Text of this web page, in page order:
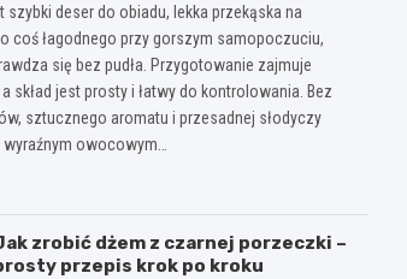
szybki deser do obiadu, lekka przekąska na
coś łagodnego przy gorszym samopoczuciu,
się bez pudła. Przygotowanie zajmuje
skład jest prosty i łatwy do kontrolowania. Bez
sztucznego aromatu i przesadnej słodyczy
owocowym…
zrobić dżem z czarnej porzeczki –
przepis krok po kroku